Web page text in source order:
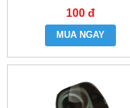
4JJ1
100 đ
MUA NGAY